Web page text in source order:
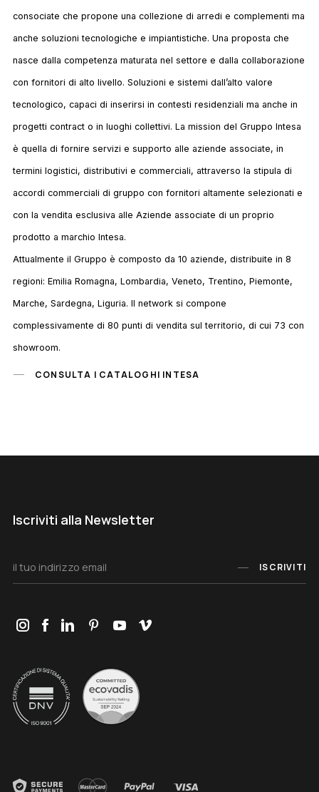
consociate che propone una collezione di arredi e complementi ma
anche soluzioni tecnologiche e impiantistiche. Una proposta che
nasce dalla competenza maturata nel settore e dalla collaborazione
con fornitori di alto livello. Soluzioni e sistemi dall’alto valore
tecnologico, capaci di inserirsi in contesti residenziali ma anche in
progetti contract o in luoghi collettivi. La mission del Gruppo Intesa
è quella di fornire servizi e supporto alle aziende associate, in
termini logistici, distributivi e commerciali, attraverso la stipula di
accordi commerciali di gruppo con fornitori altamente selezionati e
con la vendita esclusiva alle Aziende associate di un proprio
prodotto a marchio Intesa.
Attualmente il Gruppo è composto da 10 aziende, distribuite in 8
regioni: Emilia Romagna, Lombardia, Veneto, Trentino, Piemonte,
Marche, Sardegna, Liguria. Il network si compone
complessivamente di 80 punti di vendita sul territorio, di cui 73 con
showroom.
CONSULTA I CATALOGHI INTESA
Iscriviti alla Newsletter
ISCRIVITI